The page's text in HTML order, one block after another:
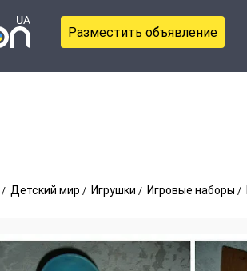
Разместить объявление
Детский мир Игрушки Игровые наборы